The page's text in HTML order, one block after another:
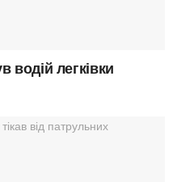
водій легківки